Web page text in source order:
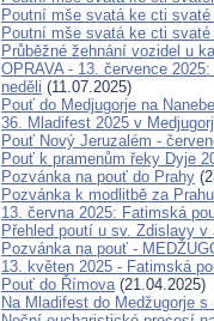
Poutní mše svatá ke cti
Poutní mše svatá ke cti
Průběžné žehnání vozidel u
OPRAVA - 13. července
neděli (11.07.2025)
Pouť do Medjugorje na
36. Mladifest 2025 v
Pouť Nový Jeruzalém -
Pouť k pramenům řeky Dyje
Pozvánka na pouť do Prahy
Pozvánka k modlitbě za
13. června 2025: Fatimská
Přehled poutí u sv. Zdislavy
Pozvánka na pouť -
13. květen 2025 - Fatimská
Pouť do Římova(21.04.2025)
Na Mladifest do Medžugorje s